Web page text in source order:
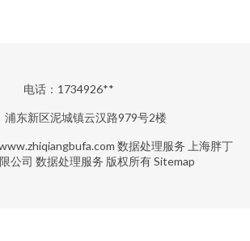
电话：1734926**
浦东新区泥城镇云汉路979号2楼
数据处理服务 上海胖丁
公司 数据处理服务 版权所有Sitemap